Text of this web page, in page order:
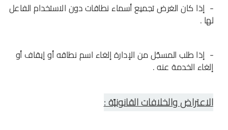
- إذا كان الغرض تجميع أسماء نطاقات دون الاستخدام الفاعل
لها .
- إذا طلب المسجّل من الإدارة إلغاء اسم نطاقه أو إيقاف أو
إلغاء الخدمة عنه .
الاعتراض والخلافات القانونيّة :